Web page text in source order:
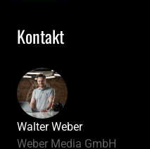
Kontakt
Walter Weber
Weber Media GmbH